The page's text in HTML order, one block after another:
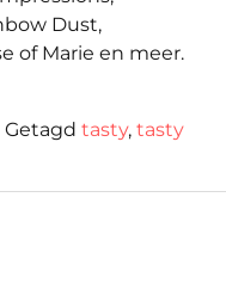
Dust,
of Marie en meer.
Getagd tasty, tasty